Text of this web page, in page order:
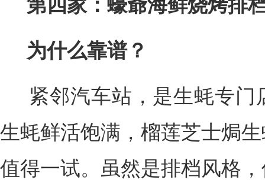
第四家：蠔爺海鲜烧烤排
为什么靠谱？
紧邻汽车站，是生蚝专门
生蚝鲜活饱满，榴莲芝士焗
值得一试。虽然是排档风格